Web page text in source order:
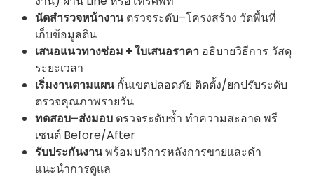
นัดสำรวจหน้างานตรวจระดับ–โครงสร้าง วัดพื้นที่
เก็บข้อมูลดิน
เสนอแนวทางซ่อม + ใบเสนอราคา อธิบายวิธีการ วัสดุ
ระยะเวลา
เริ่มงานตามแผนกั้นเขตปลอดภัย ติดตั้ง/ยกปรับระดับ
ตรวจคุณภาพรายวัน
ทดสอบ–ส่งมอบ ตรวจระดับซ้ำ ทำความสะอาด พรี
เซนต์ Before/After
รับประกันงานพร้อมบริการหลังการขายและคำ
แนะนำการดูแล